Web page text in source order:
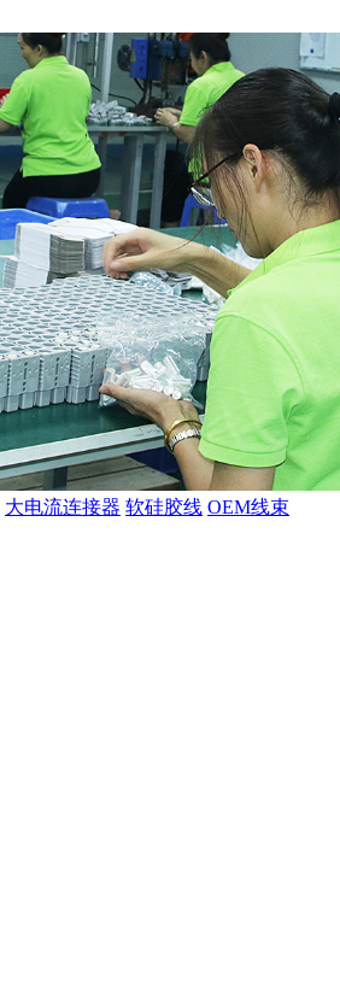
大电流连接器 软硅胶线 OEM线束